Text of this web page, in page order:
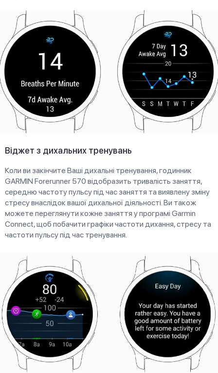
Віджет з дихальних тренувань
Коли ви закінчите Ваші дихальні тренування, годинник
GARMIN Forerunner 570 відобразить тривалість заняття,
середню частоту пульсу під час заняття та виявлену зміну
стресу внаслідок вашої дихальної діяльності. Ви також
можете переглянути кожне заняття у програмі Garmin
Connect, щоб побачити графіки частоти дихання, стресу та
частоти пульсу під час тренування.